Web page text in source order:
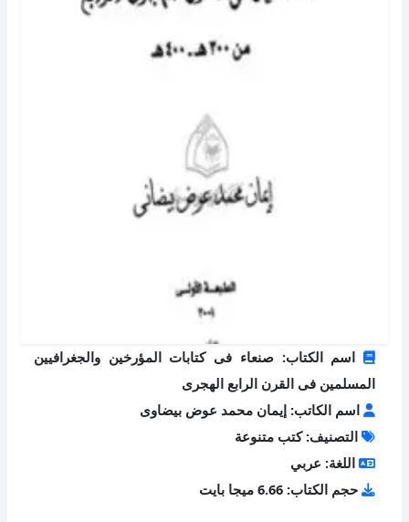
اسم الكتاب: صنعاء فى كتابات المؤرخين والجغرافيين
المسلمين فى القرن الرابع الهجرى
اسم الكاتب: إيمان محمد عوض بيضاوى
التصنيف: كتب متنوعة
اللغة: عربي
حجم الكتاب: 6.66 ميجا بايت